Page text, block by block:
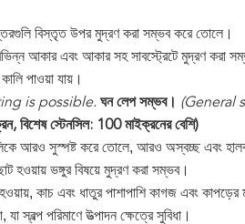
বিস্তৃত উপর মুদ্রণ করা সম্ভব করে তোলে।
আকার এবং আকার সহ সাবস্ট্রেটে মুদ্রণ করা
পাওয়া যায়।
is possible. ঘন লেপ সম্ভব। (General
বিশেষ স্টেনসিল: 100 মাইক্রনের বেশি)
আরও সুস্পষ্ট করে তোলে, আরও অস্বচ্ছ এবং
হওয়ায় ভঙ্গুর বিষয়ে মুদ্রণ করা সম্ভব।
কাচ এবং ধাতুর পাশাপাশি কাগজ এবং
স্বল্প পরিমাণে উত্পাদন ক্ষেত্রে সুবিধা।